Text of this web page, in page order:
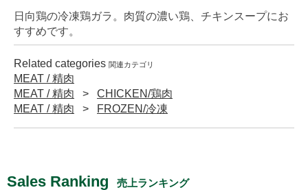
日向鶏の冷凍鶏ガラ。肉質の濃い鶏、チキンスープにお
すすめです。
Related categories 関連カテゴリ
MEAT / 精肉
MEAT / 精肉
CHICKEN/鶏肉
MEAT / 精肉
FROZEN/冷凍
Sales Ranking 売上ランキング